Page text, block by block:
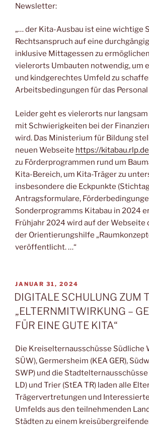
Newsletter:
„… der Kita-Ausbau ist eine wichtige
Rechtsanspruch auf eine
inklusive Mittagessen zu
vielerorts Umbauten notwendig, um
und kindgerechtes Umfeld zu
Arbeitsbedingungen für das
Leider geht es vielerorts nur langsam
mit Schwierigkeiten bei der
wird. Das Ministerium für Bildung
neuen Webseite https://
zu Förderprogrammen rund um
Kita-Bereich, um Kita-Träger zu
insbesondere die Eckpunkte
Antragsformulare,
Sonderprogramms Kitabau in 2024
Frühjahr 2024 wird auf der Webseite
der Orientierungshilfe
veröffentlicht. …“
VERÖFFENTLICHT
AM
JANUAR 31, 2024
DIGITALE SCHULUNG ZUM
„ELTERNMITWIRKUNG –
FÜR EINE GUTE KITA“
Die Kreiselternausschüsse Südliche
SÜW), Germersheim (KEA GER),
SWP) und die Stadtelternausschüsse
LD) und Trier (StEA TR) laden alle
Trägervertretungen und
Umfelds aus den teilnehmenden
Städten zu einem